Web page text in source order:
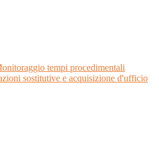
tempi procedimentali
sostitutive e acquisizione d'ufficio